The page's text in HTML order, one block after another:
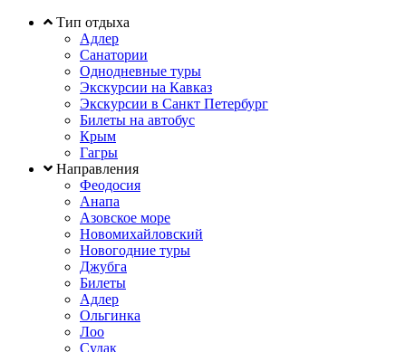
Тип отдыха
Адлер
Санатории
Однодневные туры
Экскурсии на Кавказ
Экскурсии в Санкт Петербург
Билеты на автобус
Крым
Гагры
Направления
Феодосия
Анапа
Азовское море
Новомихайловский
Новогодние туры
Джубга
Билеты
Адлер
Ольгинка
Лоо
Судак